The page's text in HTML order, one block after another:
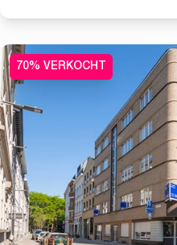
70% VERKOCHT